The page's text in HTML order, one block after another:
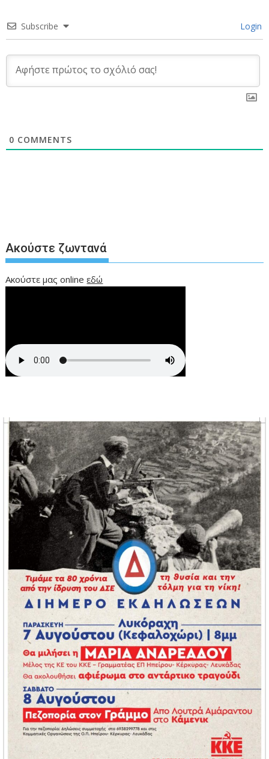
Subscribe Login
0 COMMENTS
Ακούστε ζωντανά
Ακούστε μας onlineεδώ